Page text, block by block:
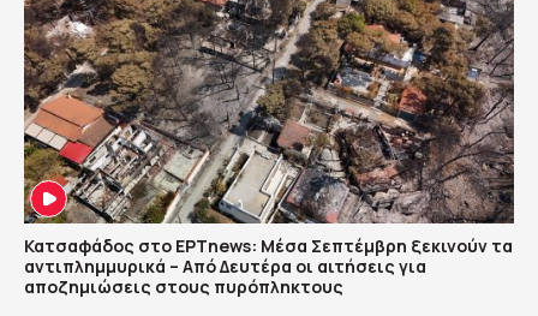
Κατσαφάδος στο ΕΡΤnews: Μέσα Σεπτέμβρη ξεκινούν τα
αντιπλημμυρικά – Από Δευτέρα οι αιτήσεις για
αποζημιώσεις στους πυρόπληκτους